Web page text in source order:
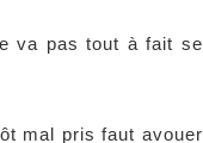
va pas tout à fait se
mal pris faut avouer